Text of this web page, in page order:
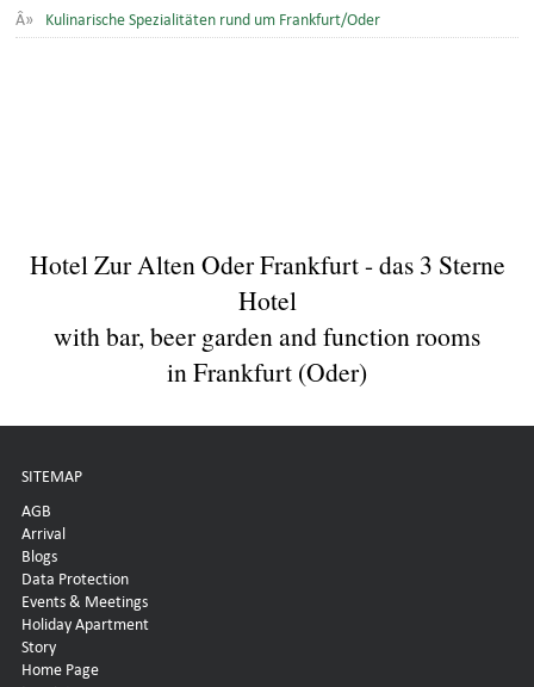
Kulinarische Spezialitäten rund um Frankfurt/Oder
Hotel Zur Alten Oder Frankfurt - das 3 Sterne
Hotel
with bar, beer garden and function rooms
in Frankfurt (Oder)
SITEMAP
AGB
Arrival
Blogs
Data Protection
Events & Meetings
Holiday Apartment
Story
Home Page